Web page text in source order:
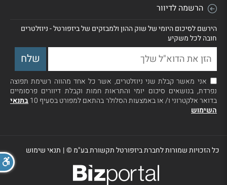
הרשמה לדיוור
הירשם לסיכום היומי של שוק ההון ולמבזקים של ביזפורטל - ניוזלטרים
חובה לכל משקיע
אני מאשר קבלת שני ניוזלטרים, אשר כל אחד מהווה רשימת תפוצה
נפרדת, בנושאים סיכום יומי והתראות חמות וקבלת דיוורים פרסומיים
בדואר אלקטרוני ו/ או באמצעות הסלולר בהתאם למפורט בסעיף 10
בתנאי
השימוש
כל הזכויות שמורות לחברת ביזפורטל תקשורת בע"מ ©| תנאי שימוש